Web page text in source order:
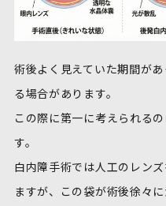
術後よく見えていた期間が
る場合があります。
この際に第一に考えられる
す。
白内障手術では人工のレン
ますが、この袋が術後徐々